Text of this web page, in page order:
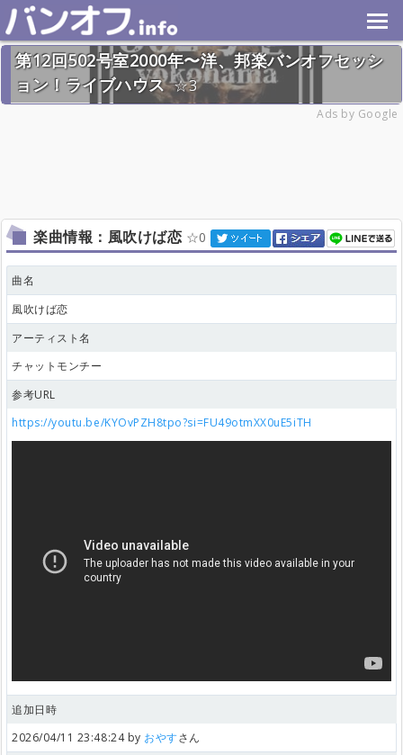
第12回502号室2000年〜洋、邦楽バンオフセッシ
ョン！ライブハウス
3
Ads by Google
楽曲情報：風吹けば恋 0
曲名
風吹けば恋
アーティスト名
チャットモンチー
参考URL
https://youtu.be/KYOvPZH8tpo?si=FU49otmXX0uE5iTH
追加日時
2026/04/11 23:48:24 by おやすさん